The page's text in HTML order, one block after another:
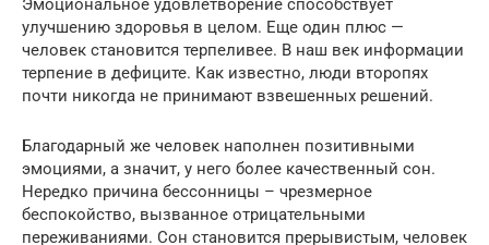
Эмоциональное удовлетворение способствует
улучшению здоровья в целом. Еще один плюс —
человек становится терпеливее. В наш век информации
терпение в дефиците. Как известно, люди второпях
почти никогда не принимают взвешенных решений.
Благодарный же человек наполнен позитивными
эмоциями, а значит, у него более качественный сон.
Нередко причина бессонницы – чрезмерное
беспокойство, вызванное отрицательными
переживаниями. Сон становится прерывистым, человек